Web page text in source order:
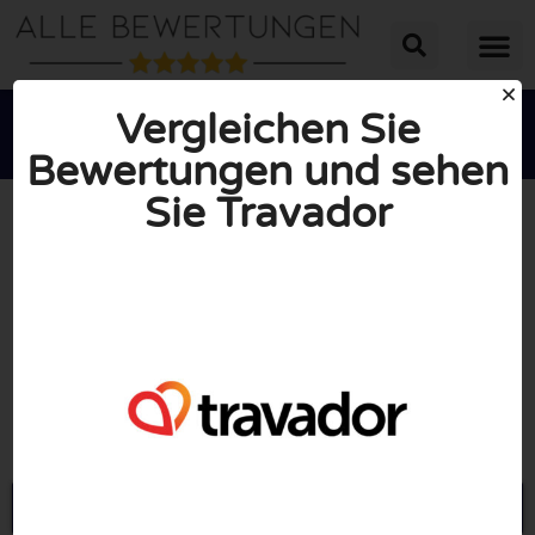
 
INSGESAMT: 10/10
Vergleichen Sie
Bewertungen und sehen
Sie Travador